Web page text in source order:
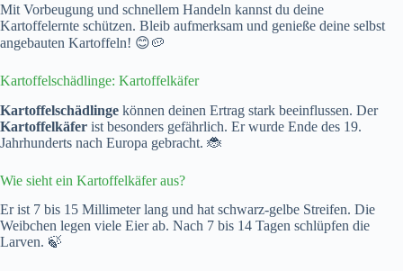
Mit Vorbeugung und schnellem Handeln kannst du deine
Kartoffelernte schützen. Bleib aufmerksam und genieße deine selbst
angebauten Kartoffeln! 😊🥔
Kartoffelschädlinge: Kartoffelkäfer
Kartoffelschädlinge können deinen Ertrag stark beeinflussen. Der
Kartoffelkäfer ist besonders gefährlich. Er wurde Ende des 19.
Jahrhunderts nach Europa gebracht. 🐞
Wie sieht ein Kartoffelkäfer aus?
Er ist 7 bis 15 Millimeter lang und hat schwarz-gelbe Streifen. Die
Weibchen legen viele Eier ab. Nach 7 bis 14 Tagen schlüpfen die
Larven. 🍃